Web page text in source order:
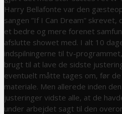
Harry Bellafonte var den
sangen ”If I Can Dream”
et bedre og mere forenet
afslutte showet med. I alt 10
indspilningerne til tv-
brugt til at lave de sidste
eventuelt måtte tages om, før
materiale. Men allerede inden
justeringer vidste alle, at de
under arbejdet sagt til den